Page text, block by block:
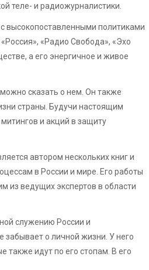
теле- и радиожурналистики.
высокопоставленными политиками
«Радио Свобода», «Эхо
а его энергичное и живое
сказать о нем. Он также
страны. Будучи настоящим
и акций в защиту
автором нескольких книг и
в России и мире. Его работы
из ведущих экспертов в области
служению России и
забывает о личной жизни. У него
также идут по его стопам. В его